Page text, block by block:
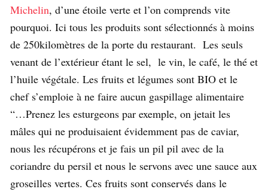
Michelin, d’une étoile verte et l’on comprends vite
pourquoi. Ici tous les produits sont sélectionnés à moins
de 250kilomètres de la porte du restaurant. Les seuls
venant de l’extérieur étant le sel, le vin, le café, le thé et
l’huile végétale. Les fruits et légumes sont BIO et le
chef s’emploie à ne faire aucun gaspillage alimentaire
“…Prenez les esturgeons par exemple, on jetait les
mâles qui ne produisaient évidemment pas de caviar,
nous les récupérons et je fais un pil pil avec de la
coriandre du persil et nous le servons avec une sauce aux
groseilles vertes. Ces fruits sont conservés dans le